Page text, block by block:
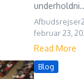
februar 23,
Read More
Blog